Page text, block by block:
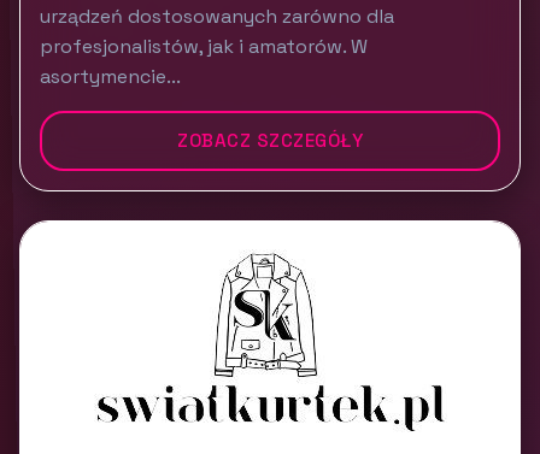
urządzeń dostosowanych zarówno dla
profesjonalistów, jak i amatorów. W
asortymencie...
ZOBACZ SZCZEGÓŁY